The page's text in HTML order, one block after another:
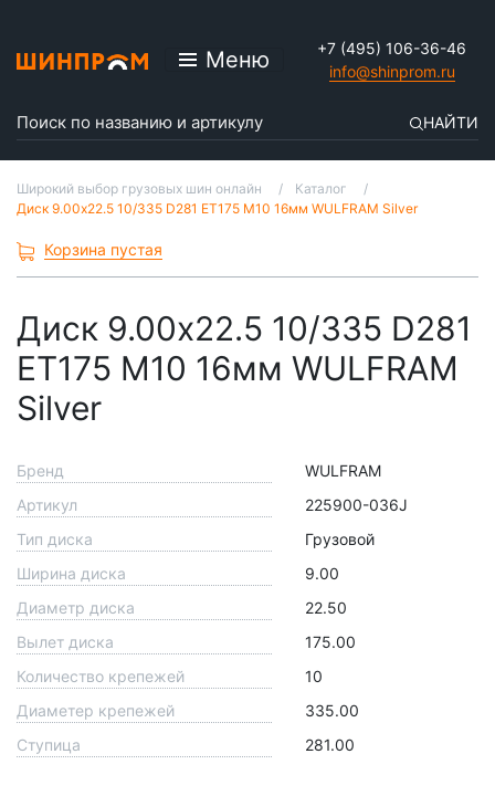
Меню
+7 (495) 106-36-46
info@shinprom.ru
НАЙТИ
Широкий выбор грузовых шин онлайн
Каталог
Диск 9.00x22.5 10/335 D281 ET175 M10 16мм WULFRAM Silver
Корзина пустая
Диск 9.00x22.5 10/335 D281
ET175 M10 16мм WULFRAM
Silver
Бренд
WULFRAM
Артикул
225900-036J
Тип диска
Грузовой
Ширина диска
9.00
Диаметр диска
22.50
Вылет диска
175.00
Количество крепежей
10
Диаметер крепежей
335.00
Ступица
281.00